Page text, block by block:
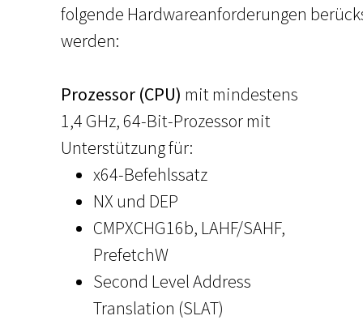
folgende Hardwareanforderungen
werden:
Prozessor (CPU) mit mindestens
1,4 GHz, 64-Bit-Prozessor mit
Unterstützung für:
x64-Befehlssatz
NX und DEP
CMPXCHG16b, LAHF/SAHF,
PrefetchW
Second Level Address
Translation (SLAT)